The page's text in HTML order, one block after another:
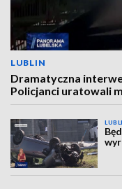
LUBLIN
Dramatyczna
Policjanci uratowali